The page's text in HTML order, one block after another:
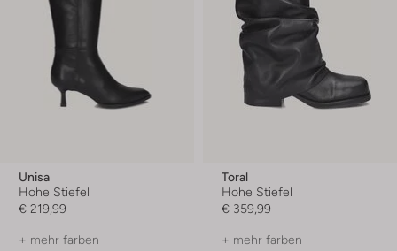
Unisa
Hohe Stiefel
€ 219,99
+ mehr farben
Toral
Hohe Stiefel
€ 359,99
+ mehr farben